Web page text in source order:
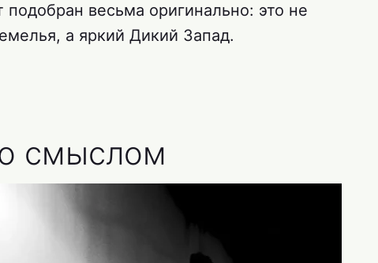
весьма оригинально: это не
а яркий Дикий Запад.
смыслом